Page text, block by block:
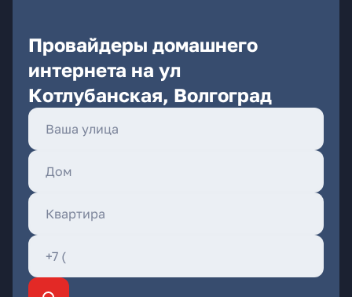
Провайдеры домашнего
интернета на ул
Котлубанская, Волгоград